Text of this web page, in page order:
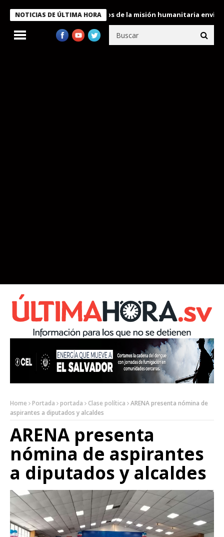
NOTICIAS DE ÚLTIMA HORA
condecora a miembros de la misión humanitaria enviada a
Home Portada portada Clase política
ARENA presenta nómina de
aspirantes a diputados y alcaldes
ARENA presenta
nómina de aspirantes
a diputados y alcaldes